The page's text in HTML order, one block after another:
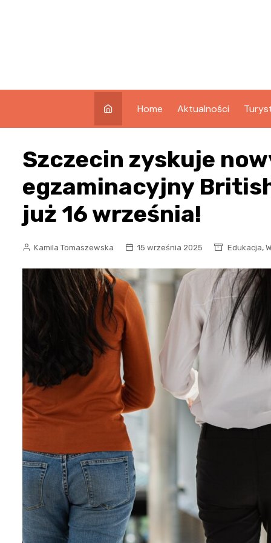
Home Aktualności
Szczecin zyskuje
egzaminacyjny
już 16 września!
Kamila Tomaszewska 15 września 2025 Edukacja,